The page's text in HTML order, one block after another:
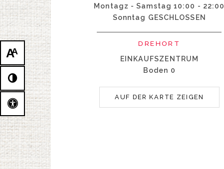
AA
PLAN
ÜBER UNS
Montagz - Samstag 10:00 - 22:00
Sonntag GESCHLOSSEN
DREHORT
EINKAUFSZENTRUM
Boden 0
AUF DER KARTE ZEIGEN